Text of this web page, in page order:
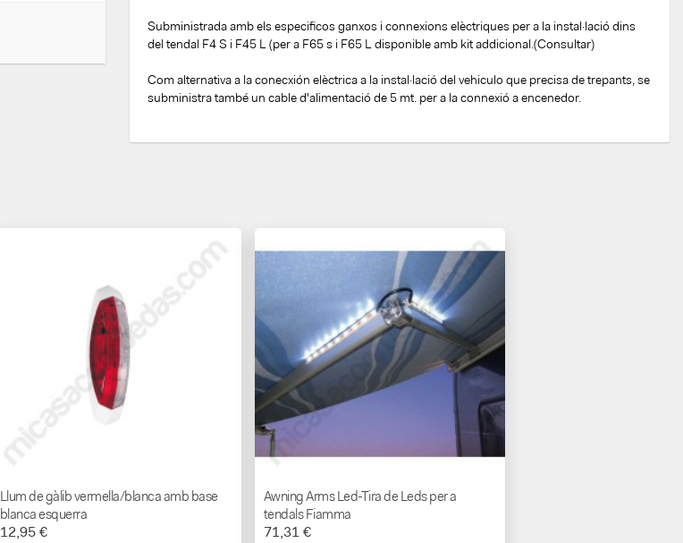
Subministrada amb els especificos ganxos i connexions elèctriques per a la instal·lació dins
del tendal F4 S i F45 L (per a F65 s i F65 L disponible amb kit addicional.(Consultar)
Com alternativa a la conecxión elèctrica a la instal·lació del vehiculo que precisa de trepants, se
subministra també un cable d'alimentació de 5 mt. per a la connexió a encenedor.
Llum de gàlib vermella/blanca amb base
blanca esquerra
12,95 €
Awning Arms Led-Tira de Leds per a
tendals Fiamma
71,31 €